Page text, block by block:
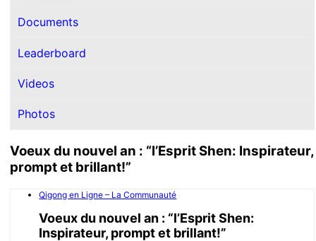
Documents
Leaderboard
Videos
Photos
Voeux du nouvel an : “l’Esprit Shen: Inspirateur,
prompt et brillant!”
Qigong en Ligne – La Communauté
Voeux du nouvel an : “l’Esprit Shen:
Inspirateur, prompt et brillant!”